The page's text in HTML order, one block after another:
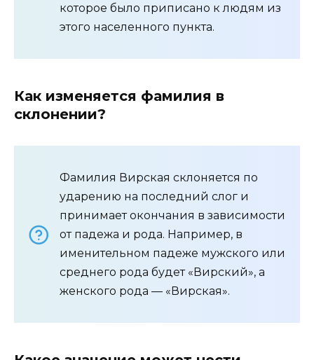
которое было приписано к людям из
этого населенного пункта.
Как изменяется фамилия в
склонении?
Фамилия Вирская склоняется по
ударению на последний слог и
принимает окончания в зависимости
от падежа и рода. Например, в
именительном падеже мужского или
среднего рода будет «Вирский», а
женского рода — «Вирская».